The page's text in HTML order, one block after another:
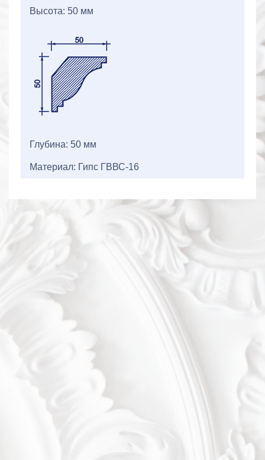
Высота: 50 мм
Глубина: 50 мм
Материал: Гипс ГВВС-16